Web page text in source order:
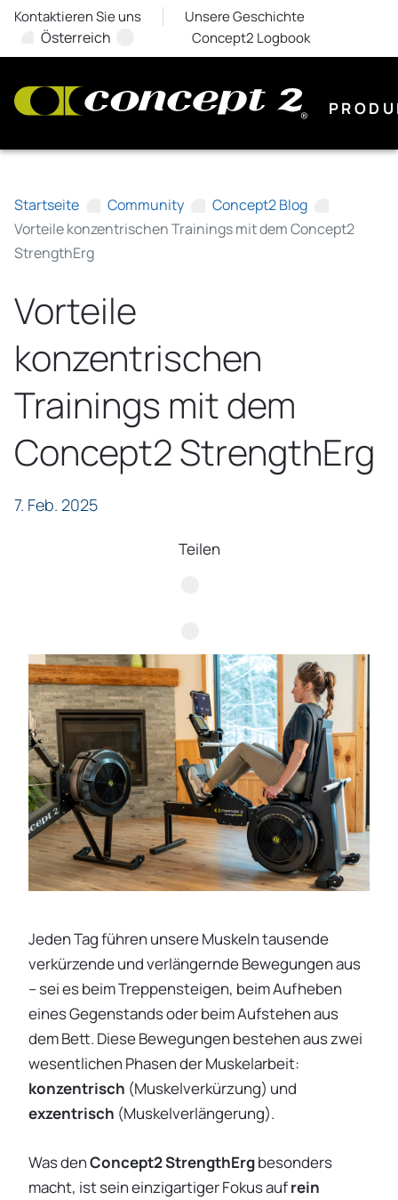
Kontaktieren Sie uns Unsere Geschichte
Österreich Concept2 Logbook
Startseite Community
Concept2 Blog
Vorteile konzentrischen Trainings mit dem Concept2
StrengthErg
Vorteile
konzentrischen
Trainings mit dem
Concept2 StrengthErg
7. Feb. 2025
Teilen
Jeden Tag führen unsere Muskeln tausende
verkürzende und verlängernde Bewegungen aus
– sei es beim Treppensteigen, beim Aufheben
eines Gegenstands oder beim Aufstehen aus
dem Bett. Diese Bewegungen bestehen aus zwei
wesentlichen Phasen der Muskelarbeit:
konzentrisch (Muskelverkürzung) und
exzentrisch (Muskelverlängerung).
Was denConcept2 StrengthErgbesonders
macht, ist sein einzigartiger Fokus aufrein